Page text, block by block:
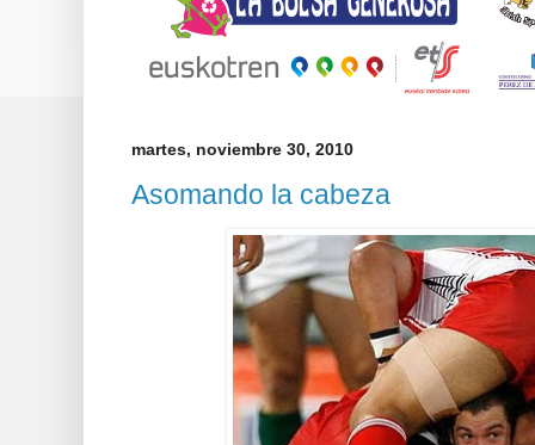
martes, noviembre 30, 2010
Asomando la cabeza